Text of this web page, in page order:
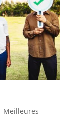
Meilleures